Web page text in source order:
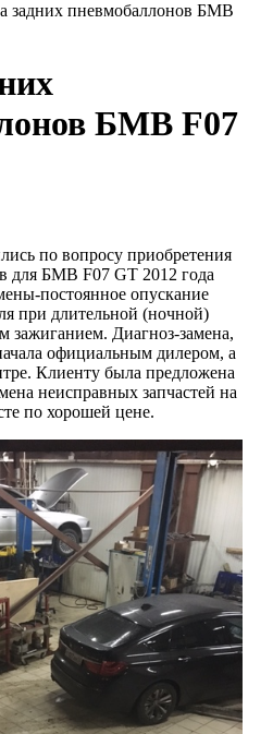
задних пневмобаллонов БМВ
БМВ F07
по вопросу приобретения
для БМВ F07 GT 2012 года
постоянное опускание
при длительной (ночной)
зажиганием. Диагноз-замена,
официальным дилером, а
Клиенту была предложена
неисправных запчастей на
по хорошей цене.